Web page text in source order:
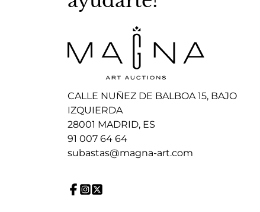
CALLE NUÑEZ DE BALBOA 15, BAJO
IZQUIERDA
28001 MADRID, ES
91 007 64 64
subastas@magna-art.com